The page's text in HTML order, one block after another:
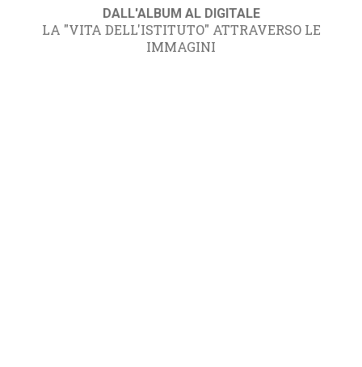
DALL'ALBUM AL DIGITALE
LA "VITA DELL'ISTITUTO" ATTRAVERSO LE
IMMAGINI